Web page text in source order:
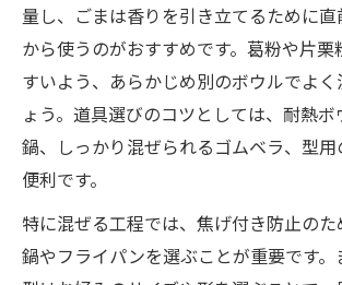
健康・胡麻豆腐作り方で伝統
健康・胡麻豆腐と他の豆腐レ
説
健康・胡麻豆腐を精進料理で
方法
手作り胡麻豆腐が固まるコツと時
健康・胡麻豆腐の固め方で失
公開
量し、ごまは香りを引き立てるために直
から使うのがおすすめです。葛粉や片栗
すいよう、あらかじめ別のボウルでよ
ょう。道具選びのコツとしては、耐熱
鍋、しっかり混ぜられるゴムベラ、型用
便利です。
特に混ぜる工程では、焦げ付き防止の
鍋やフライパンを選ぶことが重要です